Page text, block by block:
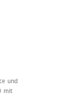
und
mit